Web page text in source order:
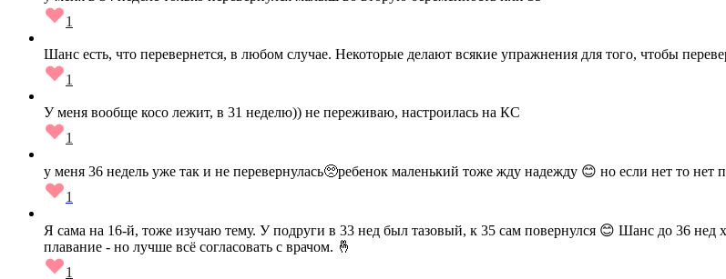
1
Шанс есть, что перевернется, в любом случае. Некоторые делают всякие упражнения для того, чтобы
1
У меня вообще косо лежит, в 31 неделю)) не переживаю, настроилась на КС
1
у меня 36 недель уже так и не перевернулась🥺ребенок маленький тоже жду надежду 😊 но если нет то нет
1
Я сама на 16-й, тоже изучаю тему. У подруги в 33 нед был тазовый, к 35 сам повернулся 😊 Шанс до 36 нед
плавание - но лучше всё согласовать с врачом. 🤞
1